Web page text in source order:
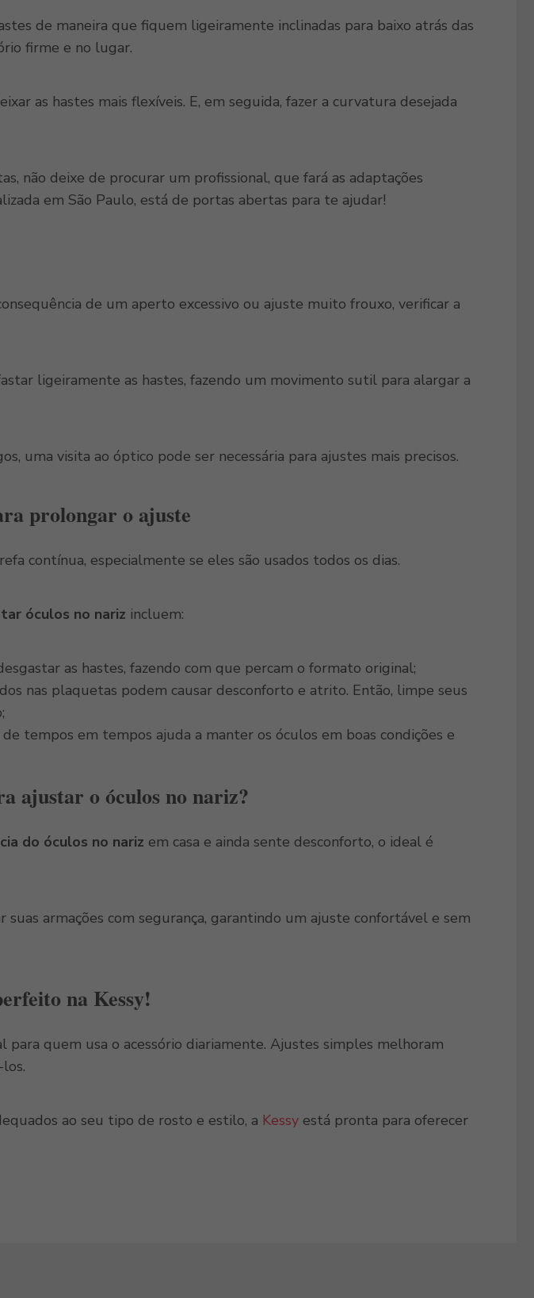
de maneira que fiquem ligeiramente inclinadas para baixo atrás das
firme e no lugar.
as hastes mais flexíveis. E, em seguida, fazer a curvatura desejada
não deixe de procurar um profissional, que fará as adaptações
em São Paulo, está de portas abertas para te ajudar!
de um aperto excessivo ou ajuste muito frouxo, verificar a
ligeiramente as hastes, fazendo um movimento sutil para alargar a
uma visita ao óptico pode ser necessária para ajustes mais precisos.
prolongar o ajuste
contínua, especialmente se eles são usados todos os dias.
óculos no nariz​ incluem:
as hastes, fazendo com que percam o formato original;
nas plaquetas podem causar desconforto e atrito. Então, limpe seus
tempos em tempos ajuda a manter os óculos em boas condições e
ajustar o óculos no nariz?
do óculos no nariz em casa e ainda sente desconforto, o ideal é
armações com segurança, garantindo um ajuste confortável e sem
na Kessy!
para quem usa o acessório diariamente. Ajustes simples melhoram
ao seu tipo de rosto e estilo, a Kessyestá pronta para oferecer